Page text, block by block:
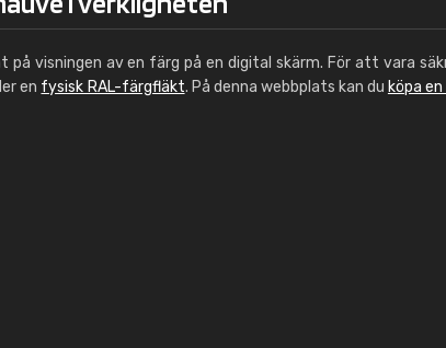
visningen av en färg på en digital skärm. För att vara
en fysisk RAL-färgfläkt. På denna webbplats kan du köpa en